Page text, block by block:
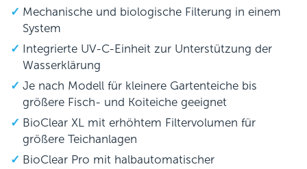
Mechanische und biologische Filterung in einem
System
Integrierte UV-C-Einheit zur Unterstützung der
Wasserklärung
Je nach Modell für kleinere Gartenteiche bis
größere Fisch- und Koiteiche geeignet
BioClear XL mit erhöhtem Filtervolumen für
größere Teichanlagen
BioClear Pro mit halbautomatischer